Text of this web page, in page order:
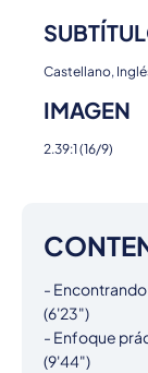
Castellano,
IMAGEN
2.39:1 (16/9)
- Encontrando
(6'23")
- Enfoque
(9'44")